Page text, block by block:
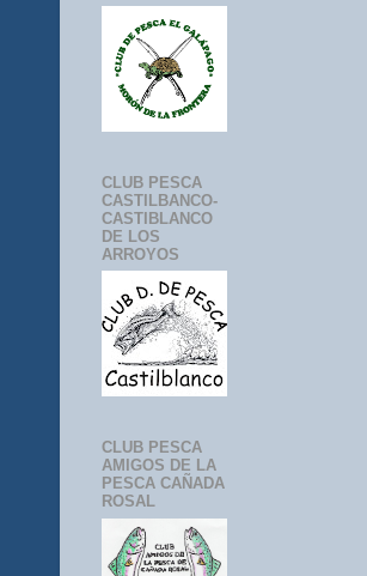
CLUB PESCA
CASTILBANCO-
CASTIBLANCO
DE LOS
ARROYOS
CLUB PESCA
AMIGOS DE LA
PESCA CAÑADA
ROSAL